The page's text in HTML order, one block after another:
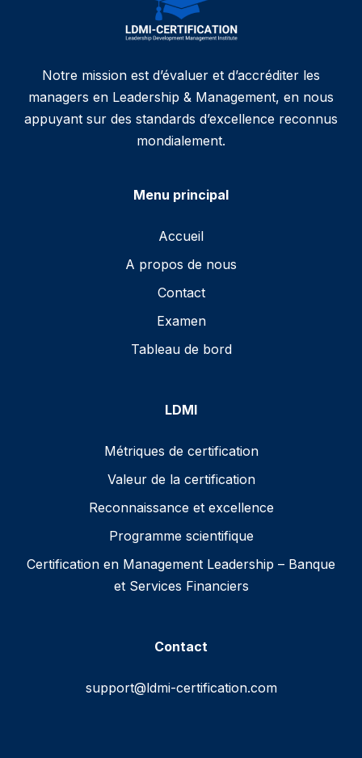
Notre mission est d’évaluer et d’accréditer les
managers en Leadership & Management, en nous
appuyant sur des standards d’excellence reconnus
mondialement.
Menu principal
Accueil
A propos de nous
Contact
Examen
Tableau de bord
LDMI
Métriques de certification
Valeur de la certification
Reconnaissance et excellence
Programme scientifique
Certification en Management Leadership – Banque
et Services Financiers
Contact
support@ldmi-certification.com